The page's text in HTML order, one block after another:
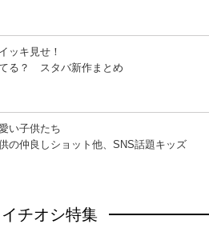
ッキ見せ！
る？ スタバ新作まとめ
い子供たち
の仲良しショット他、SNS話題キッズ
チオシ特集